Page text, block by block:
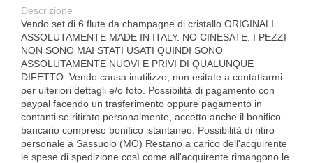
Descrizione
Vendo set di 6 flute da champagne di cristallo ORIGINALI.
ASSOLUTAMENTE MADE IN ITALY. NO CINESATE. I PEZZI
NON SONO MAI STATI USATI QUINDI SONO
ASSOLUTAMENTE NUOVI E PRIVI DI QUALUNQUE
DIFETTO. Vendo causa inutilizzo, non esitate a contattarmi
per ulteriori dettagli e/o foto. Possibilità di pagamento con
paypal facendo un trasferimento oppure pagamento in
contanti se ritirato personalmente, accetto anche il bonifico
bancario compreso bonifico istantaneo. Possibilità di ritiro
personale a Sassuolo (MO) Restano a carico dell'acquirente
le spese di spedizione così come all'acquirente rimangono le